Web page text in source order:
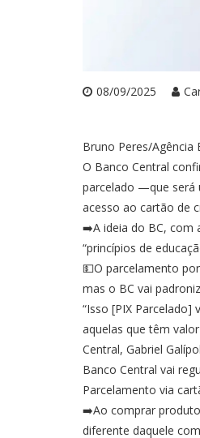
08/09/2025
Bruno Peres/Agência
O Banco Central
parcelado —que será
acesso ao cartão de
➡️A ideia do BC, com
“princípios de
💵O parcelamento
mas o BC vai
“Isso [PIX
aquelas que têm
Central, Gabriel
Banco Central vai
Parcelamento via
➡️Ao comprar
diferente daquele